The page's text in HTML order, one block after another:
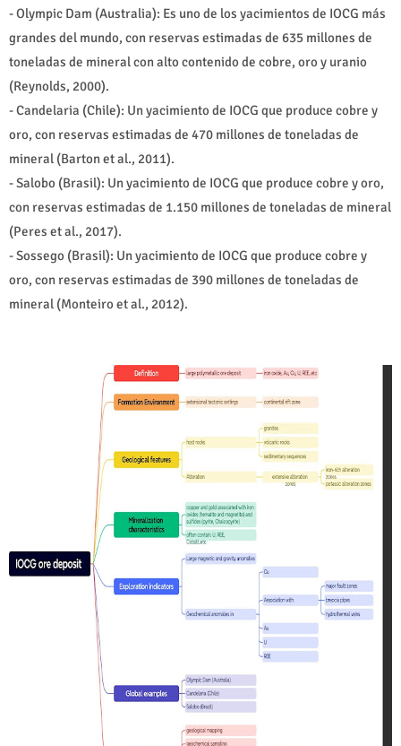
- Olympic Dam (Australia): Es uno de los yacimientos de IOCG más
grandes del mundo, con reservas estimadas de 635 millones de
toneladas de mineral con alto contenido de cobre, oro y uranio
(Reynolds, 2000).
- Candelaria (Chile): Un yacimiento de IOCG que produce cobre y
oro, con reservas estimadas de 470 millones de toneladas de
mineral (Barton et al., 2011).
- Salobo (Brasil): Un yacimiento de IOCG que produce cobre y oro,
con reservas estimadas de 1.150 millones de toneladas de mineral
(Peres et al., 2017).
- Sossego (Brasil): Un yacimiento de IOCG que produce cobre y
oro, con reservas estimadas de 390 millones de toneladas de
mineral (Monteiro et al., 2012).